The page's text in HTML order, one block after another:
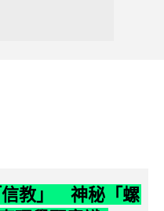
信教」 神秘「螺